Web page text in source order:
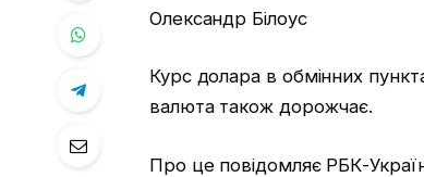
Олександр Білоус
Курс долара в обмінних
валюта також дорожчає.
Про це повідомляє РБК-